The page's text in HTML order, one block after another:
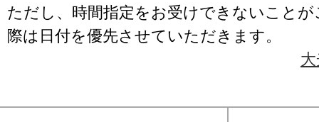
ただし、時間指定をお受けできないこと
際は日付を優先させていただきます。